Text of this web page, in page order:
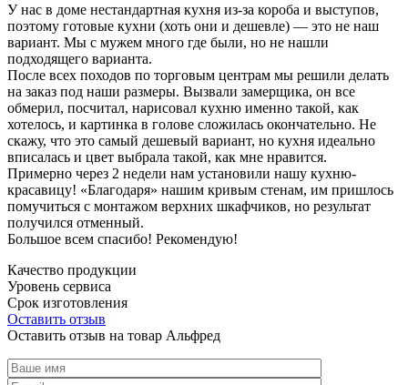
У нас в доме нестандартная кухня из-за короба и выступов,
поэтому готовые кухни (хоть они и дешевле) — это не наш
вариант. Мы с мужем много где были, но не нашли
подходящего варианта.
После всех походов по торговым центрам мы решили делать
на заказ под наши размеры. Вызвали замерщика, он все
обмерил, посчитал, нарисовал кухню именно такой, как
хотелось, и картинка в голове сложилась окончательно. Не
скажу, что это самый дешевый вариант, но кухня идеально
вписалась и цвет выбрала такой, как мне нравится.
Примерно через 2 недели нам установили нашу кухню-
красавицу! «Благодаря» нашим кривым стенам, им пришлось
помучиться с монтажом верхних шкафчиков, но результат
получился отменный.
Большое всем спасибо! Рекомендую!
Качество продукции
Уровень сервиса
Срок изготовления
Оставить отзыв
Оставить отзыв на товар Альфред